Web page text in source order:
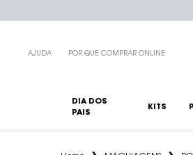
AJUDA POR QUE COMPRAR ONLINE
DIA DOS
PAIS
KITS